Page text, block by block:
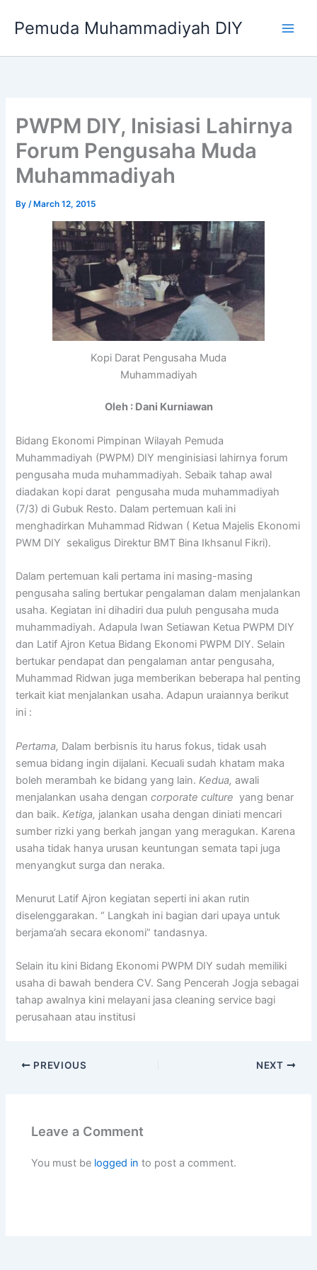
Pemuda Muhammadiyah DIY
PWPM DIY, Inisiasi Lahirnya
Forum Pengusaha Muda
Muhammadiyah
By/ March 12, 2015
Kopi Darat Pengusaha Muda
Muhammadiyah
Oleh : Dani Kurniawan
Bidang Ekonomi Pimpinan Wilayah Pemuda
Muhammadiyah (PWPM) DIY menginisiasi lahirnya forum
pengusaha muda muhammadiyah. Sebaik tahap awal
diadakan kopi darat pengusaha muda muhammadiyah
(7/3) di Gubuk Resto. Dalam pertemuan kali ini
menghadirkan Muhammad Ridwan ( Ketua Majelis Ekonomi
PWM DIY sekaligus Direktur BMT Bina Ikhsanul Fikri).
Dalam pertemuan kali pertama ini masing-masing
pengusaha saling bertukar pengalaman dalam menjalankan
usaha. Kegiatan ini dihadiri dua puluh pengusaha muda
muhammadiyah. Adapula Iwan Setiawan Ketua PWPM DIY
dan Latif Ajron Ketua Bidang Ekonomi PWPM DIY. Selain
bertukar pendapat dan pengalaman antar pengusaha,
Muhammad Ridwan juga memberikan beberapa hal penting
terkait kiat menjalankan usaha. Adapun uraiannya berikut
ini :
Pertama, Dalam berbisnis itu harus fokus, tidak usah
semua bidang ingin dijalani. Kecuali sudah khatam maka
boleh merambah ke bidang yang lain. Kedua, awali
menjalankan usaha dengancorporate culture yang benar
dan baik. Ketiga, jalankan usaha dengan diniati mencari
sumber rizki yang berkah jangan yang meragukan. Karena
usaha tidak hanya urusan keuntungan semata tapi juga
menyangkut surga dan neraka.
Menurut Latif Ajron kegiatan seperti ini akan rutin
diselenggarakan. “ Langkah ini bagian dari upaya untuk
berjama’ah secara ekonomi” tandasnya.
Selain itu kini Bidang Ekonomi PWPM DIY sudah memiliki
usaha di bawah bendera CV. Sang Pencerah Jogja sebagai
tahap awalnya kini melayani jasa cleaning service bagi
perusahaan atau institusi
PREVIOUS NEXT
Leave a Comment
You must be logged in to post a comment.